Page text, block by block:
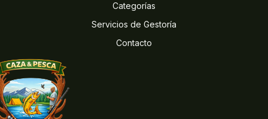
Categorías
Servicios de Gestoría
Contacto